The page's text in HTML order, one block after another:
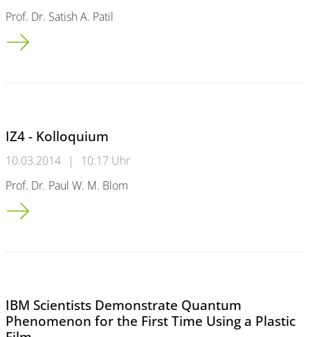
Prof. Dr. Satish A. Patil
IZ4 - Kolloquium
IZ4 - Kolloquium
10.03.2014 |
10:17 Uhr
Prof. Dr. Paul W. M. Blom
IZ4 - Kolloquium
IBM Scientists Demonstrate Quantum
Phenomenon for the First Time Using a Plastic